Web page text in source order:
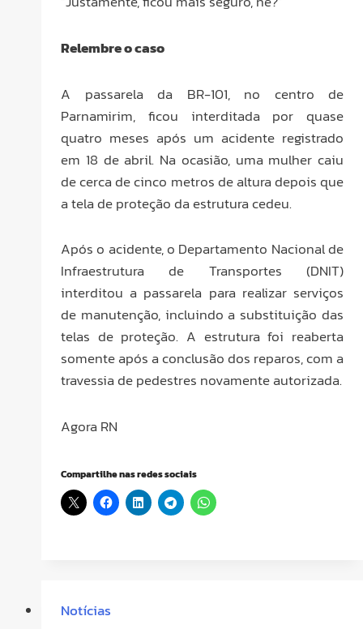
Relembre o caso
A passarela da BR-101, no centro de
Parnamirim, ficou interditada por quase
quatro meses após um acidente registrado
em 18 de abril. Na ocasião, uma mulher caiu
de cerca de cinco metros de altura depois que
a tela de proteção da estrutura cedeu.
Após o acidente, o Departamento Nacional de
Infraestrutura de Transportes (DNIT)
interditou a passarela para realizar serviços
de manutenção, incluindo a substituição das
telas de proteção. A estrutura foi reaberta
somente após a conclusão dos reparos, com a
travessia de pedestres novamente autorizada.
Agora RN
Compartilhe nas redes sociais
Notícias